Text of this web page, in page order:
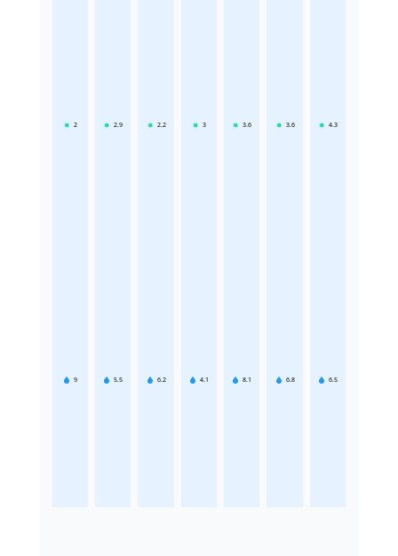
2
9
2.9
5.5
2.2
6.2
3
4.1
3.6
8.1
3.6
6.8
4.3
6.5